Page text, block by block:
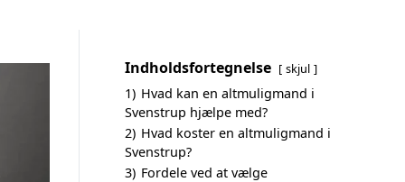
Indholdsfortegnelse skjul
1) Hvad kan en altmuligmand i
Svenstrup hjælpe med?
2) Hvad koster en altmuligmand i
Svenstrup?
3) Fordele ved at vælge